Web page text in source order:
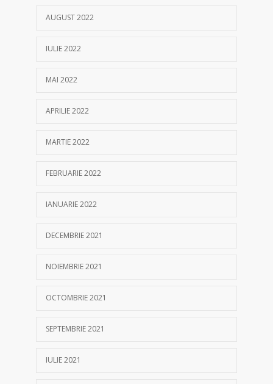
AUGUST 2022
IULIE 2022
MAI 2022
APRILIE 2022
MARTIE 2022
FEBRUARIE 2022
IANUARIE 2022
DECEMBRIE 2021
NOIEMBRIE 2021
OCTOMBRIE 2021
SEPTEMBRIE 2021
IULIE 2021